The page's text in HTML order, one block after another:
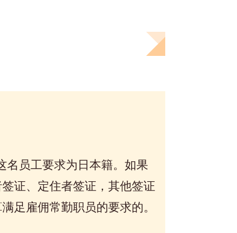
员工要求为日本籍。如果
证、定住者签证，其他签证
足雇佣常勤职员的要求的。